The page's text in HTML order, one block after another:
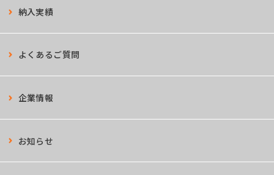
納入実績
よくあるご質問
企業情報
お知らせ